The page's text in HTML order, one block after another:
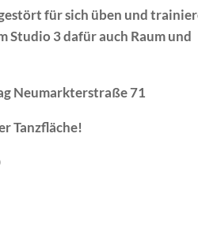
für sich üben und
Studio 3 dafür auch Raum und
Neumarkterstraße 71
Tanzfläche!